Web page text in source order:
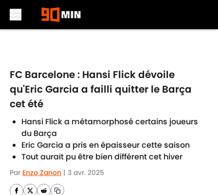
FC Barcelone : Hansi Flick dévoile
qu'Eric Garcia a failli quitter le Barça
cet été
Hansi Flick a métamorphosé certains joueurs
du Barça
Eric Garcia a pris en épaisseur cette saison
Tout aurait pu être bien différent cet hiver
Par Enzo Zanon | 3 avr. 2025